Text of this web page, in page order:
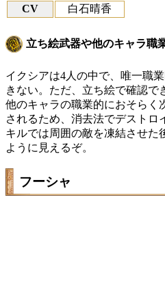
CV
白石晴香
立ち絵武器や他のキャラ職
イクシアは4人の中で、唯一職
きない。ただ、立ち絵で確認で
他のキャラの職業的におそらく
されるため、消去法でデストロ
キルでは周囲の敵を凍結させた
ように見えるぞ。
フーシャ